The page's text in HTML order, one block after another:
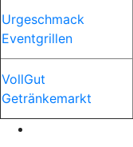
Urgeschmack
Eventgrillen
VollGut
Getränkemarkt